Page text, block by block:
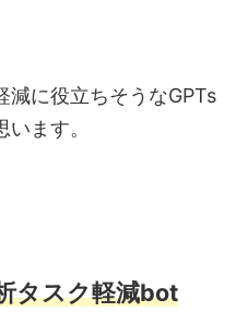
減に役立ちそうなGPTs
ます。
タスク軽減bot